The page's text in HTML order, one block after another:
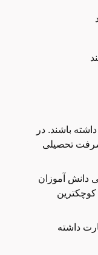
باشند. در
تحصیلی
دانش آموزان
داشته